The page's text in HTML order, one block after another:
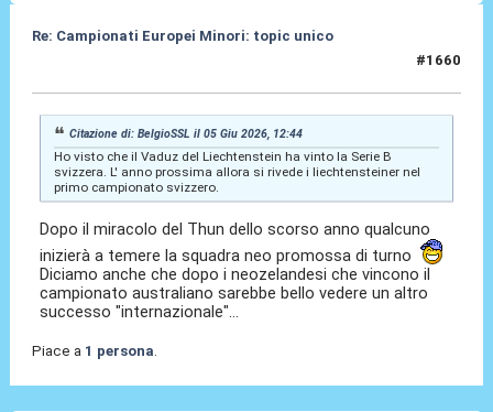
Re: Campionati Europei Minori: topic unico
#1660
Citazione di: BelgioSSL il 05 Giu 2026, 12:44
Ho visto che il Vaduz del Liechtenstein ha vinto la Serie B
svizzera. L' anno prossima allora si rivede i liechtensteiner nel
primo campionato svizzero.
Dopo il miracolo del Thun dello scorso anno qualcuno
inizierà a temere la squadra neo promossa di turno
Diciamo anche che dopo i neozelandesi che vincono il
campionato australiano sarebbe bello vedere un altro
successo "internazionale"...
Piace a 1 persona